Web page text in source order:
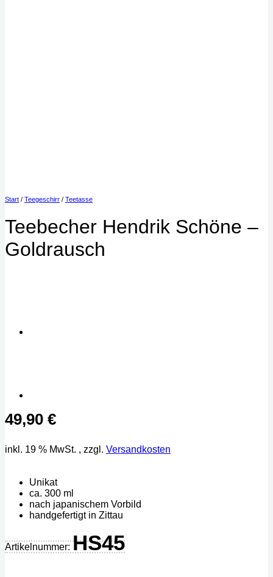
Start / Teegeschirr / Teetasse
Teebecher Hendrik Schöne –
Goldrausch
49,90 €
inkl. 19 % MwSt. , zzgl. Versandkosten
Unikat
ca. 300 ml
nach japanischem Vorbild
handgefertigt in Zittau
Artikelnummer: HS45